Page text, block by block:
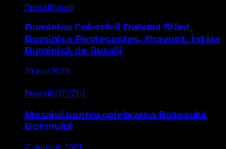
PrediciRusalii
Duminica Coborârii Duhului Sfânt,
Dominica Pentecostes, Shavuot. Întâia
Duminică de Rusalii
30 mai 2020
PrediciBOTEZUL
Mesajul pentru celebrarea Botezului
Domnului
7 ianuarie 2021